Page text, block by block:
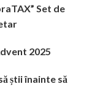
Set de
2025
știi înainte să